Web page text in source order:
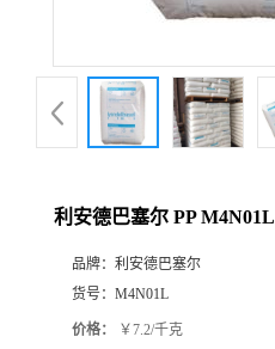
品
厅
利安德巴塞尔 PP M4N01L
品牌： 利安德巴塞尔
货号： M4N01L
价格： ￥7.2/千克